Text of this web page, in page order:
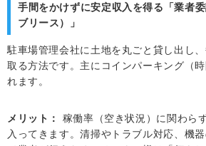
手間をかけずに安定収入を得る「業者
ブリース）」
駐車場管理会社に土地を丸ごと貸し出し
取る方法です。主にコインパーキング（
れます。
メリット：
稼働率（空き状況）に関わら
入ってきます。清掃やトラブル対応、機